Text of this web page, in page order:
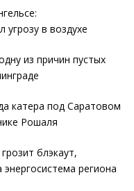
угрозу в воздухе
из причин пустых
катера под Саратовом
Рошаля
блэкаут,
региона